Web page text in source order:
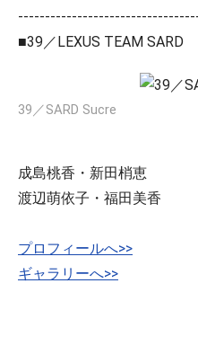
■39／LEXUS TEAM SARD
39／SARD Sucre
成島桃香・新田梢恵
渡辺萌依子・福田美香
プロフィールへ>>
ギャラリーへ>>